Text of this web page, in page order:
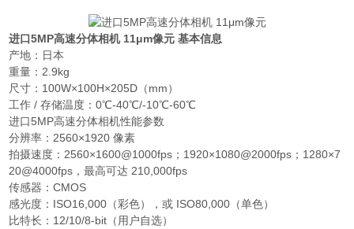
进口5MP高速分体相机 11μm像元 基本信息
产地：日本
重量：2.9kg
尺寸：100W×100H×205D（mm）
工作 / 存储温度：0℃-40℃/-10℃-60℃
进口5MP高速分体相机性能参数
分辨率：2560×1920 像素
拍摄速度：2560×1600@1000fps；1920×1080@2000fps；1280×7
20@4000fps，最高可达 210,000fps
传感器：CMOS
感光度：ISO16,000（彩色），或 ISO80,000（单色）
比特长：12/10/8-bit（用户自选）